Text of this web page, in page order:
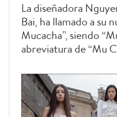
La diseñadora
Bai, ha llamado a su
Mucacha”, siendo
abreviatura de “Mu